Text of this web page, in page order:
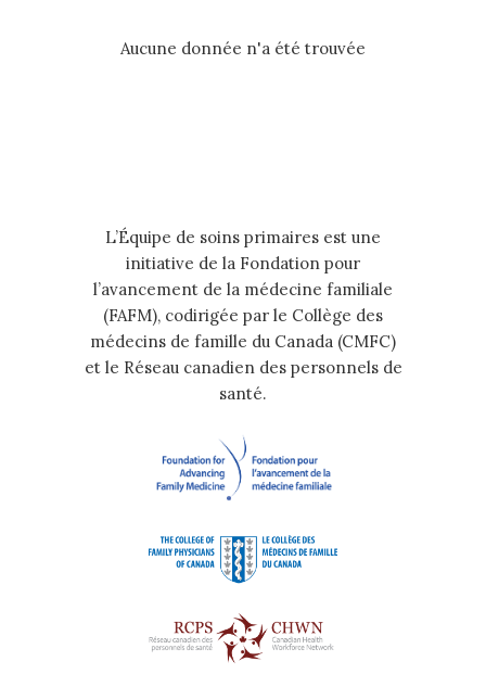
Aucune donnée n'a été trouvée
L’Équipe de soins primaires est une
initiative de la Fondation pour
l’avancement de la médecine familiale
(FAFM), codirigée par le Collège des
médecins de famille du Canada (CMFC)
et le Réseau canadien des personnels de
santé.